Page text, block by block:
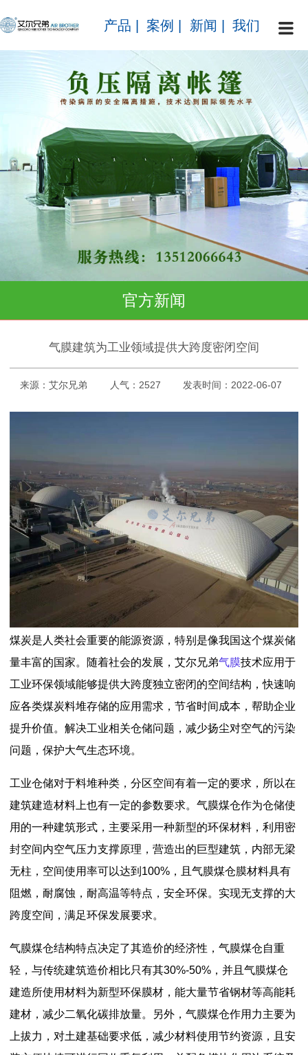
产品 案例 新闻 我们
官方新闻
气膜建筑为工业领域提供大跨度密闭空间
来源：艾尔兄弟 人气：2527 发表时间：2022-06-07
煤炭是人类社会重要的能源资源，特别是像我国这个煤炭储
量丰富的国家。随着社会的发展，艾尔兄弟气膜技术应用于
工业环保领域能够提供大跨度独立密闭的空间结构，快速响
应各类煤炭料堆存储的应用需求，节省时间成本，帮助企业
提升价值。解决工业相关仓储问题，减少扬尘对空气的污染
问题，保护大气生态环境。
工业仓储对于料堆种类，分区空间有着一定的要求，所以在
建筑建造材料上也有一定的参数要求。气膜煤仓作为仓储使
用的一种建筑形式，主要采用一种新型的环保材料，利用密
封空间内空气压力支撑原理，营造出的巨型建筑，内部无梁
无柱，空间使用率可以达到100%，且气膜煤仓膜材料具有
阻燃，耐腐蚀，耐高温等特点，安全环保。实现无支撑的大
跨度空间，满足环保发展要求。
气膜煤仓结构特点决定了其造价的经济性，气膜煤仓自重
轻，与传统建筑造价相比只有其30%-50%，并且气膜煤仓
建造所使用材料为新型环保膜材，能大量节省钢材等高能耗
建材，减少二氧化碳排放量。另外，气膜煤仓作用力主要为
上拔力，对土建基础要求低，减少材料使用节约资源，且安